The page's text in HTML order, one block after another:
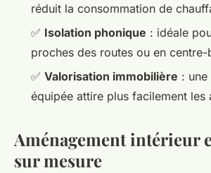
réduit la consommation de
✅ Isolation phonique : idéale
proches des routes ou en centre-
✅ Valorisation immobilière :
équipée attire plus facilement les
Aménagement intérieur
sur mesure